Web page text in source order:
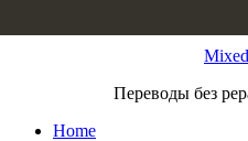
Переводы без
Home